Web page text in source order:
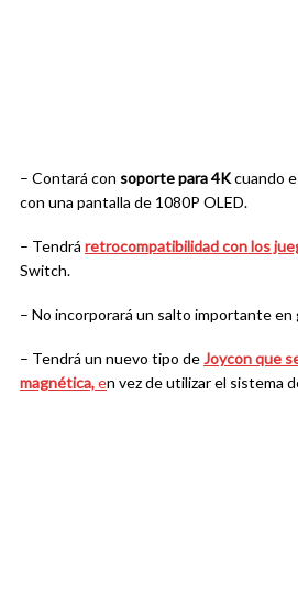
– Contará con soporte para 4Kcuando
con una pantalla de 1080P OLED.
– Tendrá retrocompatibilidad con los
Switch.
– No incorporará un salto importante
– Tendrá un nuevo tipo deJoycon que
magnética,en vez de utilizar el sistema